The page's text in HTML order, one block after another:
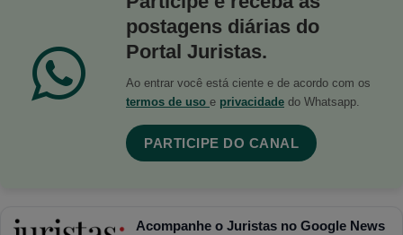
postagens diárias do
Portal Juristas.
Ao entrar você está ciente e de acordo com os
termos de uso e privacidade do Whatsapp.
PARTICIPE DO CANAL
Acompanhe o Juristas no Google News